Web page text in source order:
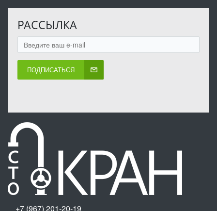
РАССЫЛКА
ПОДПИСАТЬСЯ
+7 (967) 201-20-19